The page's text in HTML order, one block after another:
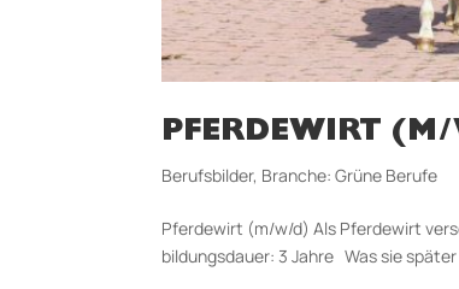
PFERDEWIRT
Berufsbilder, Branche: Grüne Berufe
Pferdewirt (m/w/d) Als Pferdewirt
bildungs­dauer: 3 Jahre Was sie